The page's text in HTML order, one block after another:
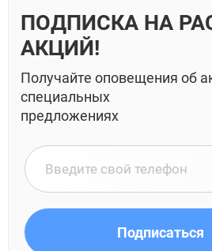
ПОДПИСКА НА
АКЦИЙ!
Получайте оповещения об
специальных
предложениях
Подписаться